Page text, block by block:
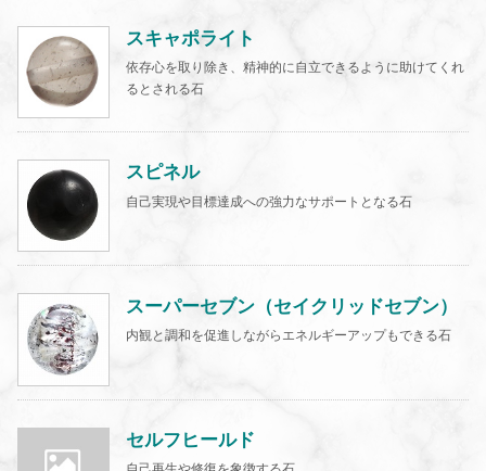
スキャポライト
依存心を取り除き、精神的に自立できるように助けてくれ
るとされる石
スピネル
自己実現や目標達成への強力なサポートとなる石
スーパーセブン（セイクリッドセブン）
内観と調和を促進しながらエネルギーアップもできる石
セルフヒールド